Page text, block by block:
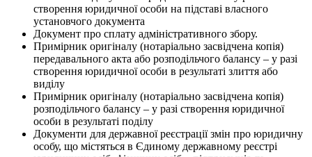
створення юридичної особи на підставі власного
установчого документа
Документ про сплату адміністративного збору.
Примірник оригіналу (нотаріально засвідчена копія)
передавального акта або розподільчого балансу – у разі
створення юридичної особи в результаті злиття або
виділу
Примірник оригіналу (нотаріально засвідчена копія)
розподільчого балансу – у разі створення юридичної
особи в результаті поділу
Документи для державної реєстрації змін про юридичну
особу, що містяться в Єдиному державному реєстрі